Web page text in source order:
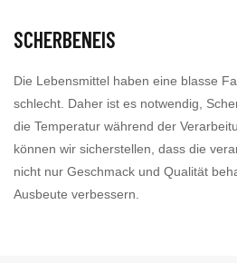
SCHERBENEIS
Die Lebensmittel haben eine blasse
schlecht. Daher ist es notwendig,
die Temperatur während der
können wir sicherstellen, dass die
nicht nur Geschmack und Qualität
Ausbeute verbessern.